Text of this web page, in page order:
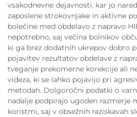
vsakodnevne dejavnosti, kar jo
zaposlene strokovnjake in aktivne
bolečine med obdelavo z napravo
nepotrebno, saj večina bolnikov
ki ga brez dodatnih ukrepov dobro
pojavitev rezultatov obdelave z
tveganje prekomerne korekcije ali
videza, ki se lahko pojavijo pri
metodah. Dolgoročni podatki o
nadalje podpirajo ugoden razmerje
koristmi, saj v obsežnih raziskavah